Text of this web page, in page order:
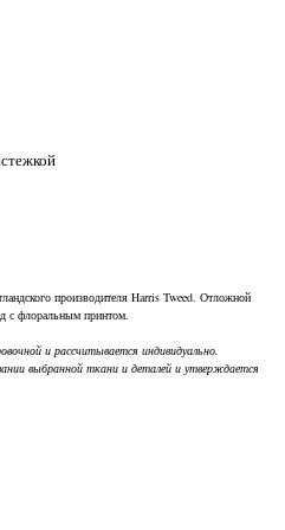
производителя Harris Tweed. Отложной
с флоральным принтом.
и рассчитывается индивидуально.
выбранной ткани и деталей и утверждается